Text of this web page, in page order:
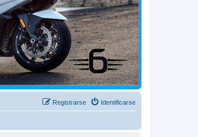
Identificarse
Registrarse